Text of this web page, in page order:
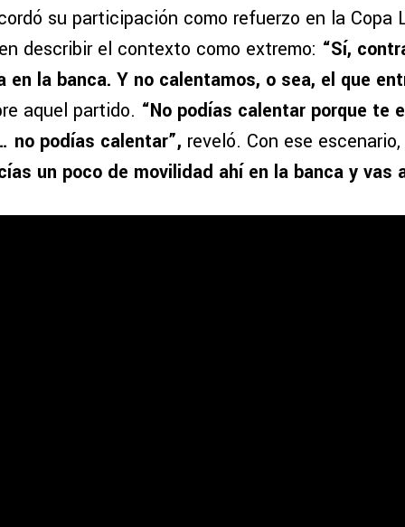
su participación como refuerzo en la Copa
describir el contexto como extremo: “Sí,
la banca. Y no calentamos, o sea, el que
aquel partido. “No podías calentar porque te
no podías calentar”, reveló. Con ese
un poco de movilidad ahí en la banca y vas